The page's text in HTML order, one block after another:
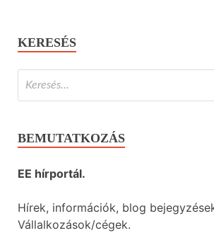
KERESÉS
BEMUTATKOZÁS
EE hírportál.
Hírek, információk, blog
Vállalkozások/cégek.